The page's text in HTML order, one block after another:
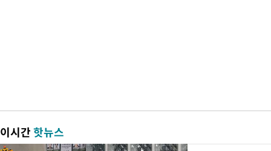
이시간핫뉴스